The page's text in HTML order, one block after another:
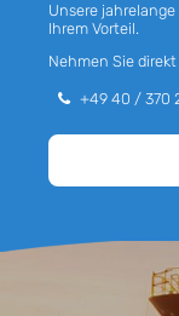
Unsere
Ihrem Vorteil.
Nehmen Sie
+49 40 / 370